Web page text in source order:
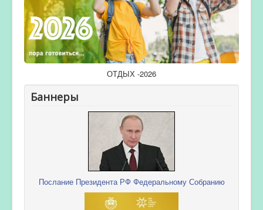
ОТДЫХ -2026
Баннеры
Послание Президента РФ Федеральному Собранию